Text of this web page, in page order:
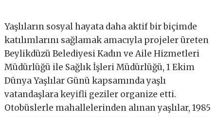
Yaşlıların sosyal hayata daha aktif bir biçimde
katılımlarını sağlamak amacıyla projeler üreten
Beylikdüzü Belediyesi Kadın ve Aile Hizmetleri
Müdürlüğü ile Sağlık İşleri Müdürlüğü, 1 Ekim
Dünya Yaşlılar Günü kapsamında yaşlı
vatandaşlara keyifli geziler organize etti.
Otobüslerle mahallelerinden alınan yaşlılar, 1985